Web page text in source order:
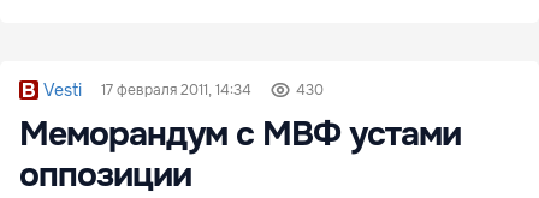
Vesti 17 февраля 2011, 14:34 430
Меморандум с МВФ устами
оппозиции